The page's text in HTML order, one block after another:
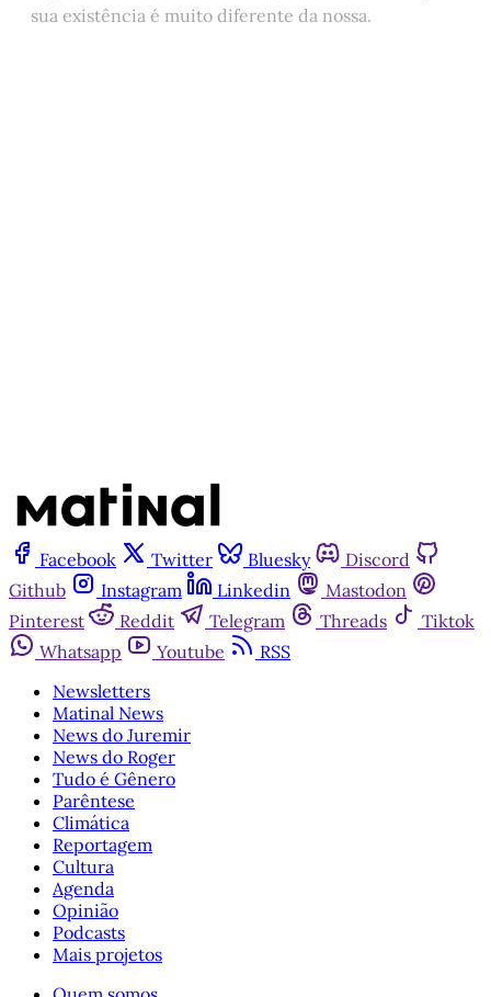
sua existência é muito diferente da nossa.
Facebook Twitter Bluesky
Discord
Github
Instagram Linkedin
Mastodon
Pinterest
Reddit Telegram Threads
Tiktok
Whatsapp
Youtube
RSS
Newsletters
Matinal News
News do Juremir
News do Roger
Tudo é Gênero
Parêntese
Climática
Reportagem
Cultura
Agenda
Opinião
Podcasts
Mais projetos